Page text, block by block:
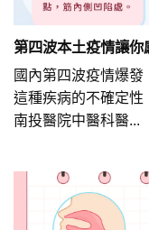
第四波本土疫情讓
國內第四波疫情爆
這種疾病的不確定性
南投醫院中醫科醫...